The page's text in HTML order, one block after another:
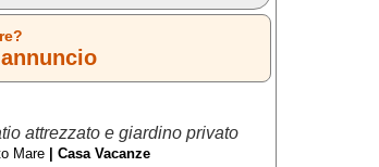
attrezzato e giardino privato
Mare | Casa Vacanze